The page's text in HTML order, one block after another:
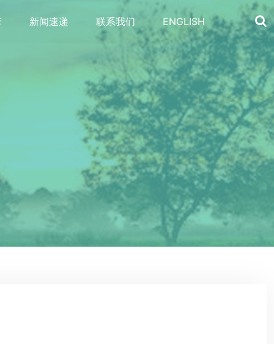
新闻速递 联系我们 ENGLISH